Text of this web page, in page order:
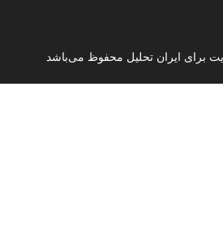
برای ایران تحلیل محفوظ می‌باشد